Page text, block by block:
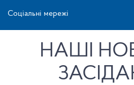
Соціальні мережі
НАШІ